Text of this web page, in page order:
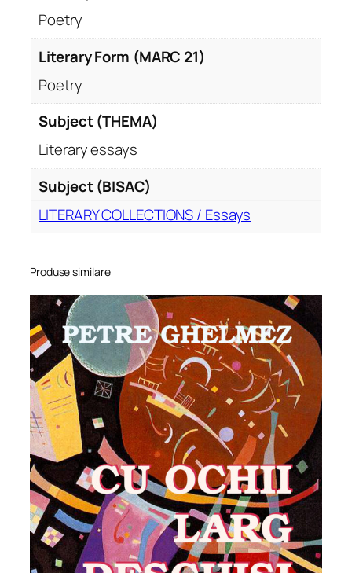
Poetry
Literary Form (MARC 21)
Poetry
Subject (THEMA)
Literary essays
Subject (BISAC)
LITERARY COLLECTIONS / Essays
Produse similare